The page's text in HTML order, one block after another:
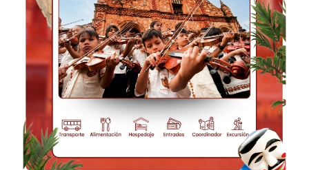
Nota
• Misional Tours se reserva el derecho a hacer
cambios modificaciones en el orden de las
excursiones debido a factores climáticos,
sociales y de otra índole. • Precios no validos